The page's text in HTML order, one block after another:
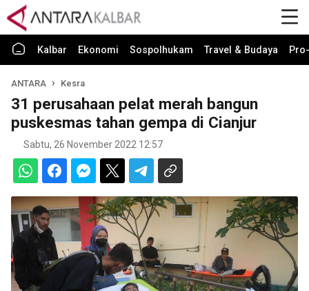
Kalbar Ekonomi Sospolhukam Travel & Budaya
ANTARA Kesra
31 perusahaan pelat merah bangun
puskesmas tahan gempa di Cianjur
Sabtu, 26 November 2022 12:57